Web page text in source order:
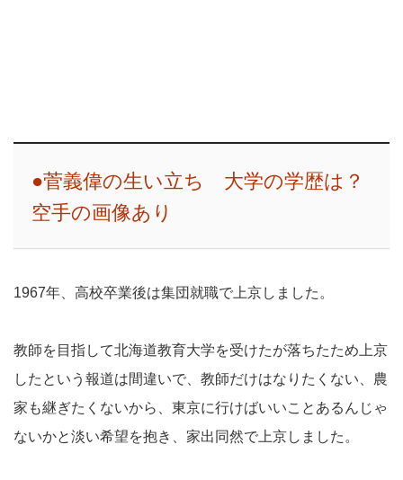
●菅義偉の生い立ち 大学の学歴は？
空手の画像あり
1967年、高校卒業後は集団就職で上京しました。
教師を目指して北海道教育大学を受けたが落ちたため上京
したという報道は間違いで、教師だけはなりたくない、農
家も継ぎたくないから、東京に行けばいいことあるんじゃ
ないかと淡い希望を抱き、家出同然で上京しました。